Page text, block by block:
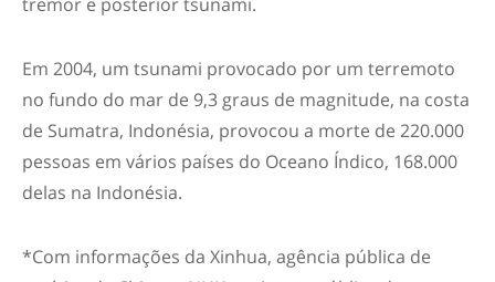
Em 2004, um tsunami provocado por um terremoto
no fundo do mar de 9,3 graus de magnitude, na costa
de Sumatra, Indonésia, provocou a morte de 220.000
pessoas em vários países do Oceano Índico, 168.000
delas na Indonésia.
*Com informações da Xinhua, agência pública de